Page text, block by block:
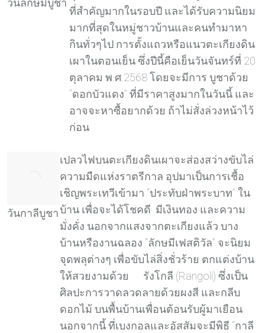
วันลักษมีบูชา
ที่สำคัญมากในรอบปี และได้รับความนิยม
มากที่สุดในหมู่ชาวบ้านและคนทำมาหา
กินทั่วๆไป การตั้งแถวหรือแนวตะเกียงดิน
เผาในตอนเย็น ซึ่งปีนี้คือเย็นวันจันทร์ที่ 20
ตุลาคม พ.ศ.2568 โดยจะมีการ บูชาด้วย
“ดอกบัวแดง” ที่มีราคาสูงมากในวันนี้ และ
อาจจะหาซื้อยากด้วย ถ้าไม่สั่งล่วงหน้าไว้
ก่อน
วันกาลีบูชา
เปลวไฟบนตะเกียงดินเผาจะส่องสว่างขับไล่
ความมืดแห่งราตรีกาล อุปมาเป็นการเชื้อ
เชิญพระเทวีเข้ามา “ประทับฝ่าพระบาท” ใน
บ้าน เพื่อจะได้โชคดี มีเงินทอง และความ
มั่งคั่ง นอกจากแสงจากตะเกียงแล้ว บาง
บ้านหรืองานฉลอง “ลักษมีเฟสติวัล” จะนิยม
จุดพลุต่างๆ เพื่อขับไล่สิ่งชั่วร้าย ตกแต่งบ้าน
ให้สวยงามด้วย รังโกลี (Rangoli) ซึ่งเป็น
ศิลปะการวาดลวดลายด้วยผงสี และกลีบ
ดอกไม้ บนพื้นบ้านเพื่อนต้อนรับผู้มาเยือน
นอกจากนี้ ที่เบงกอลและอัสสัมจะมีพิธี “กาลี